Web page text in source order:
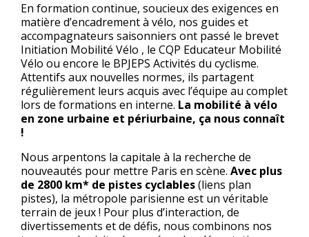
En formation continue, soucieux des exigences en
matière d’encadrement à vélo, nos guides et
accompagnateurs saisonniers ont passé le brevet
Initiation Mobilité Vélo , le CQP Educateur Mobilité
Vélo ou encore le BPJEPS Activités du cyclisme.
Attentifs aux nouvelles normes, ils partagent
régulièrement leurs acquis avec l’équipe au complet
lors de formations en interne. La mobilité à vélo
en zone urbaine et périurbaine, ça nous connaît
!
Nous arpentons la capitale à la recherche de
nouveautés pour mettre Paris en scène. Avec plus
de 2800 km* de pistes cyclables(liens plan
pistes), la métropole parisienne est un véritable
terrain de jeux ! Pour plus d’interaction, de
divertissements et de défis, nous combinons nos